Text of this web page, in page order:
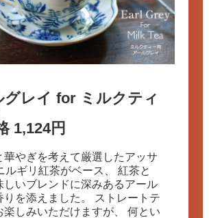
グレイ for ミルクティ
1,124円
華やぎを考えて厳選したアッサ
ルギリ紅茶がベース、 紅茶と
しいブレンドに深みあるアール
りを添えました。 ストレートテ
楽しみいただけますが、 何とい